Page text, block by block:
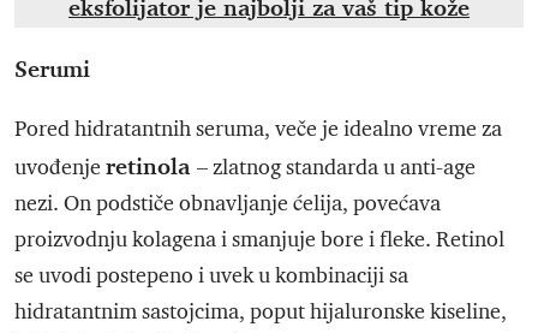
eksfolijator je najbolji za vaš tip kože
Serumi
Pored hidratantnih seruma, veče je idealno vreme za
uvođenje retinola – zlatnog standarda u anti-age
nezi. On podstiče obnavljanje ćelija, povećava
proizvodnju kolagena i smanjuje bore i fleke. Retinol
se uvodi postepeno i uvek u kombinaciji sa
hidratantnim sastojcima, poput hijaluronske kiseline,